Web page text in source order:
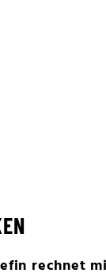
rechnet